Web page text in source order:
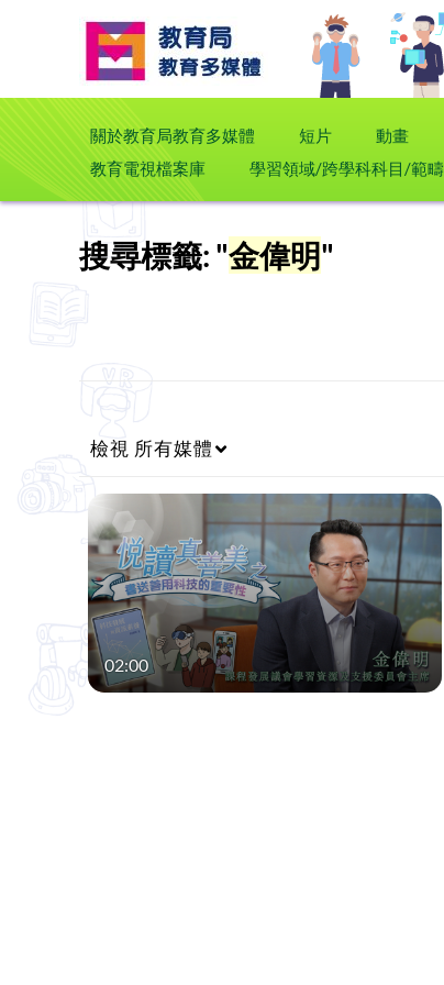
關於教育局教育多媒體 短片 動畫
教育電視檔案庫
學習領域/跨學科科目/範疇
搜尋標籤: "金偉明"
檢視 所有媒體
02:00